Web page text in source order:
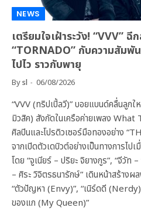
NEWS
เตรียมใจเฝ้าระวัง! “VVV”
“TORNADO” กับความสัมพัน
ไปไว ราวกับพายุ
Bysl 06/08/2026
“VVV (ทริปเปิ้ลวี)” บอยแบนด์คลื่นลูก
มิวสิค) สังกัดในเครือค่ายเพลง
ศิลปินและโปรดิวเซอร์มือทองอย่าง
จากเปิดตัวเดบิวต์อย่างเป็นทางการไป
โดย “จูเนียร์ – ปริยะ จิยางกูร”, “จีวัท
– ศิระ วิจิตรธนารักษ์” เดินหน้าสร้างผ
“ตัวปัญหา (Envy)”, “เนิร์ดดี
ของแก (My Queen)”